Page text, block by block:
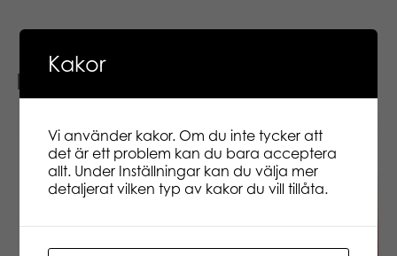
Relaterade produkter
Kakor
Vi använder kakor. Om du inte tycker att
det är ett problem kan du bara acceptera
allt. Under Inställningar kan du välja mer
detaljerat vilken typ av kakor du vill tillåta.